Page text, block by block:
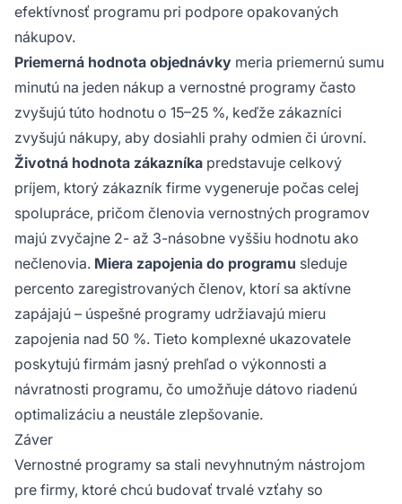
efektívnosť programu pri podpore opakovaných
nákupov.
Priemerná hodnota objednávky meria priemernú sumu
minutú na jeden nákup a vernostné programy často
zvyšujú túto hodnotu o 15–25 %, keďže zákazníci
zvyšujú nákupy, aby dosiahli prahy odmien či úrovní.
Životná hodnota zákazníka predstavuje celkový
príjem, ktorý zákazník firme vygeneruje počas celej
spolupráce, pričom členovia vernostných programov
majú zvyčajne 2- až 3-násobne vyššiu hodnotu ako
nečlenovia. Miera zapojenia do programu sleduje
percento zaregistrovaných členov, ktorí sa aktívne
zapájajú – úspešné programy udržiavajú mieru
zapojenia nad 50 %. Tieto komplexné ukazovatele
poskytujú firmám jasný prehľad o výkonnosti a
návratnosti programu, čo umožňuje dátovo riadenú
optimalizáciu a neustále zlepšovanie.
Záver
Vernostné programy sa stali nevyhnutným nástrojom
pre firmy, ktoré chcú budovať trvalé vzťahy so